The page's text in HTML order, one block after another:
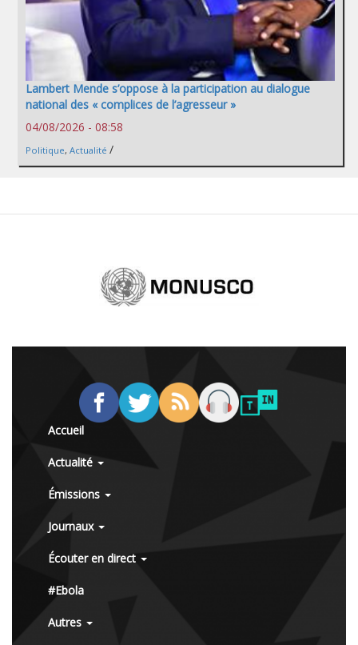
Lambert Mende s’oppose à la participation au dialogue
national des « complices de l’agresseur »
04/08/2026 - 08:58
Politique, Actualité /
Accueil
Actualité
Émissions
Journaux
Écouter en direct
#Ebola
Autres